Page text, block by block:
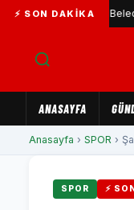
⚡ SON DAKIKA
Karşıyaka Belediyesi
ANASAYFA
Anasayfa › SPOR ›
SPOR ⚡